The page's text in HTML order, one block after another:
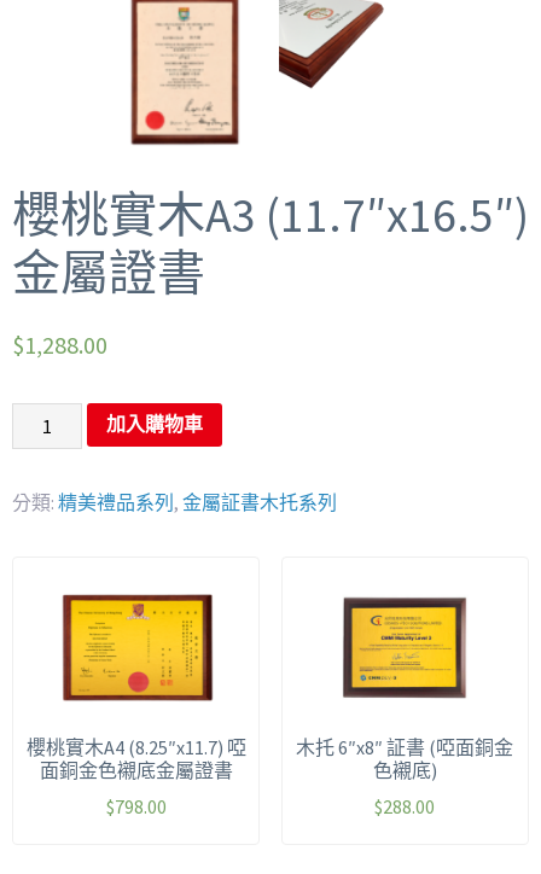
櫻桃實木A3 (11.7″x16.5″)
金屬證書
$1,288.00
加入購物車
分類: 精美禮品系列 , 金屬証書木托系列
櫻桃實木A4 (8.25″x11.7) 啞
面銅金色襯底金屬證書
$798.00
木托 6″x8″ 証書 (啞面銅金
色襯底)
$288.00